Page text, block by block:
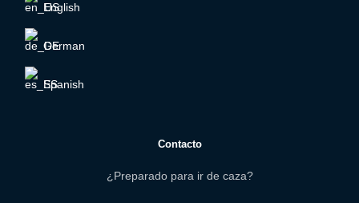
English
German
Spanish
Contacto
¿Preparado para ir de caza?